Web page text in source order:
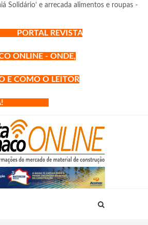
Solidário’ e arrecada alimentos e roupas -
PORTAL REVISTA
ONLINE - ONDE,
E COMO O LEITOR